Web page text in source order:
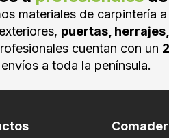
materiales de carpintería
puertas, herrajes,
cuentan con un
a toda la península.